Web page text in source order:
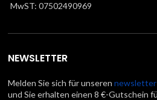
MwST: 07502490969
NEWSLETTER
Melden Sie sich für unseren newsletter
und Sie erhalten einen 8 €-Gutschein